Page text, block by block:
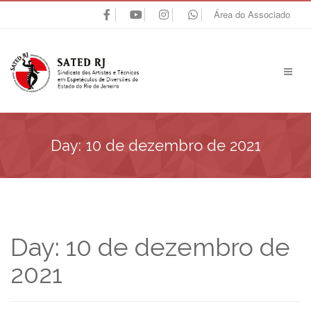
Área do Associado
Day: 10 de dezembro de 2021
Day: 10 de dezembro de
2021